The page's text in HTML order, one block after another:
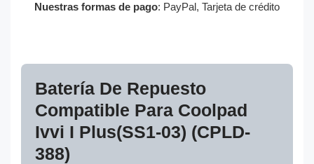
Nuestras formas de pago: PayPal, Tarjeta de crédito
Batería De Repuesto
Compatible Para Coolpad
Ivvi I Plus(SS1-03) (CPLD-
388)